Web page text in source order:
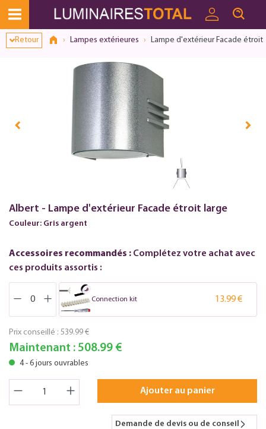
Retour Lampes extérieures Lampe d'extérieur Facade étroit
Albert - Lampe d'extérieur Facade étroit large
Couleur: Gris argent
Accessoires recommandés : Complétez votre achat avec
ces produits assortis :
Connection kit 13.99 €
Prix conseillé : 539.99 €
Maintenant : 508.99 €
4 - 6 jours ouvrables
Ajouter au panier
Demande de devis ou de conseil